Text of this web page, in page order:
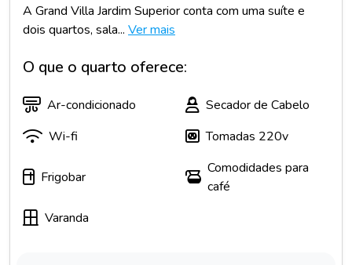
A Grand Villa Jardim Superior conta com uma suíte e
dois quartos, sala... Ver mais
O que o quarto oferece:
Ar-condicionado
Secador de Cabelo
Wi-fi
Tomadas 220v
Frigobar
Comodidades para
café
Varanda